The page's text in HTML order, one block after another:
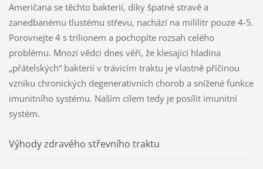
Američana se těchto bakterií, díky špatné stravě a
zanedbanému tlustému střevu, nachází na mililitr pouze 4-5.
Porovnejte 4 s trilionem a pochopíte rozsah celého
problému. Mnozí vědci dnes věří, že klesající hladina
„přátelských“ bakterií v trávicím traktu je vlastně příčinou
vzniku chronických degenerativních chorob a snížené funkce
imunitního systému. Naším cílem tedy je posílit imunitní
systém.
Výhody zdravého střevního traktu